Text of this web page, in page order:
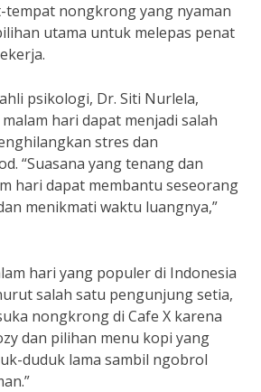
tempat nongkrong yang nyaman
utama untuk melepas penat
psikologi, Dr. Siti Nurlela,
hari dapat menjadi salah
stres dan
“Suasana yang tenang dan
hari dapat membantu seseorang
menikmati waktu luangnya,”
hari yang populer di Indonesia
salah satu pengunjung setia,
nongkrong di Cafe X karena
dan pilihan menu kopi yang
duduk lama sambil ngobrol